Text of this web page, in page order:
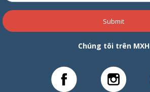
Submit
Chúng tôi trên MXH